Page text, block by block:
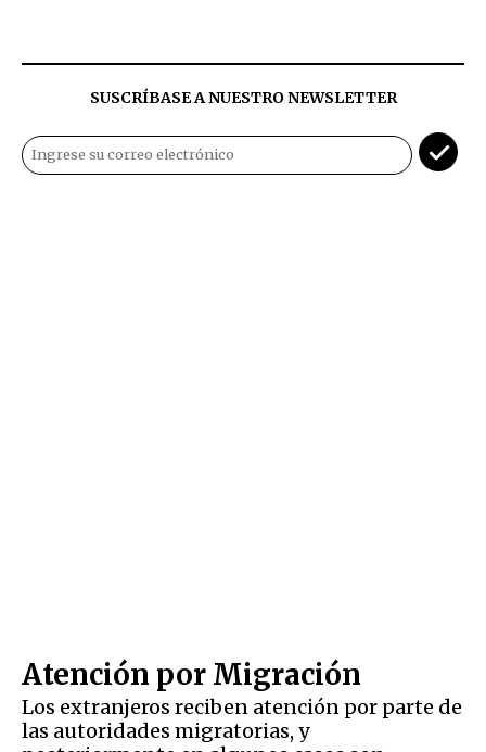
SUSCRÍBASE A NUESTRO NEWSLETTER
Atención por Migración
Los extranjeros reciben atención por parte de
las autoridades migratorias, y